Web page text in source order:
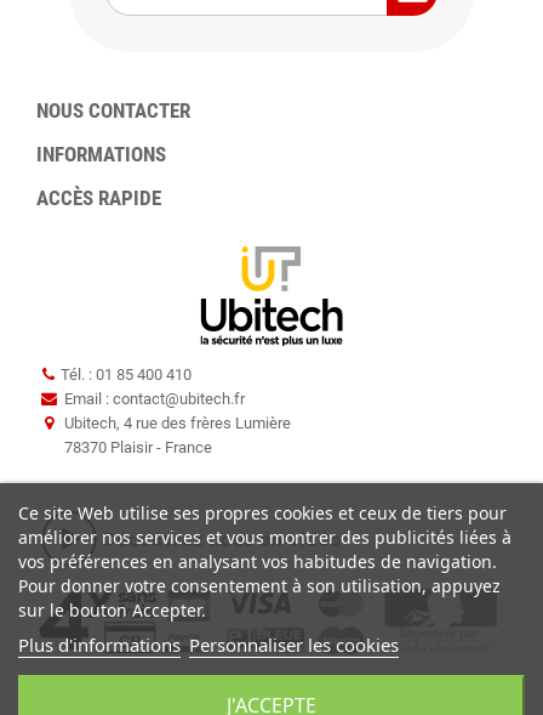
NOUS CONTACTER
INFORMATIONS
ACCÈS RAPIDE
Tél. : 01 85 400 410
Email : contact@ubitech.fr
Ubitech, 4 rue des frères Lumière
78370 Plaisir - France
Ce site Web utilise ses propres cookies et ceux de tiers pour
améliorer nos services et vous montrer des publicités liées à
vos préférences en analysant vos habitudes de navigation.
Pour donner votre consentement à son utilisation, appuyez
sur le bouton Accepter.
Plus d'informations Personnaliser les cookies
J'ACCEPTE